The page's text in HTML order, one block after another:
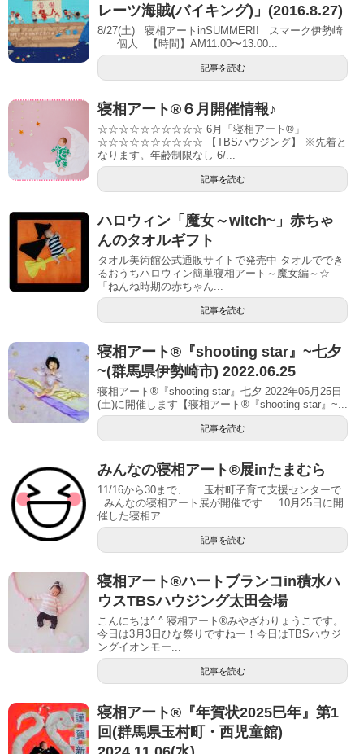
レーツ海賊(バイキング)」(2016.8.27)
8/27(土) 寝相アートinSUMMER!! スマーク伊勢崎
個人 【時間】AM11:00〜13:00...
記事を読む
寝相アート®６月開催情報♪
☆☆☆☆☆☆☆☆☆☆ 6月「寝相アート®︎」
☆☆☆☆☆☆☆☆☆☆ 【TBSハウジング】 ※先着と
なります。年齢制限なし 6/...
記事を読む
ハロウィン「魔女～witch~」赤ちゃ
んのタオルギフト
タオル美術館公式通販サイトで発売中 タオルででき
るおうちハロウィン簡単寝相アート～魔女編～☆
「ねんね時期の赤ちゃん...
記事を読む
寝相アート®︎『shooting star』~七夕
~(群馬県伊勢崎市) 2022.06.25
寝相アート®『shooting star』七夕 2022年06月25日
(土)に開催します【寝相アート®︎『shooting star』~...
記事を読む
みんなの寝相アート®展inたまむら
11/16から30まで、 玉村町子育て支援センターで
みんなの寝相アート展が開催です 10月25日に開
催した寝相ア...
記事を読む
寝相アート®︎ハートブランコin積水ハ
ウスTBSハウジング太田会場
こんにちは^ ^ 寝相アート®︎みやざわりょうこです。
今日は3月3日ひな祭りですねー！今日はTBSハウジ
ングイオンモー...
記事を読む
寝相アート®︎『年賀状2025巳年』第1
回(群馬県玉村町・西児童館)